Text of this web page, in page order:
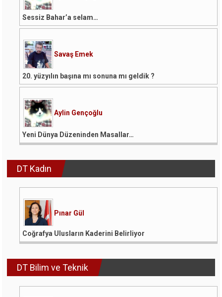
Sessiz Bahar’a selam…
Savaş Emek
20. yüzyılın başına mı sonuna mı geldik ?
Aylin Gençoğlu
Yeni Dünya Düzeninden Masallar…
DT Kadın
Pınar Gül
Coğrafya Ulusların Kaderini Belirliyor
DT Bilim ve Teknik